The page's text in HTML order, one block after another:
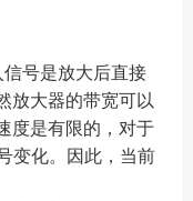
号是放大后直接
放大器的带宽可以
度是有限的，对于
变化。因此，当前